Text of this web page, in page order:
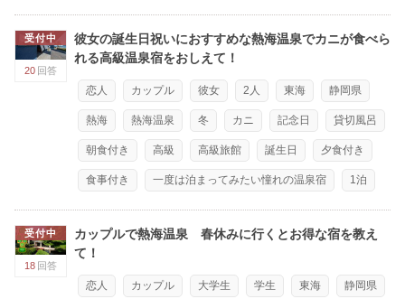
受付中
20 回答
彼女の誕生日祝いにおすすめな熱海温泉でカニが食べら
れる高級温泉宿をおしえて！
恋人 カップル 彼女 2人 東海 静岡県
熱海 熱海温泉 冬 カニ 記念日 貸切風呂
朝食付き 高級 高級旅館 誕生日 夕食付き
食事付き 一度は泊まってみたい憧れの温泉宿 1泊
受付中
18 回答
カップルで熱海温泉 春休みに行くとお得な宿を教え
て！
恋人 カップル 大学生 学生 東海 静岡県